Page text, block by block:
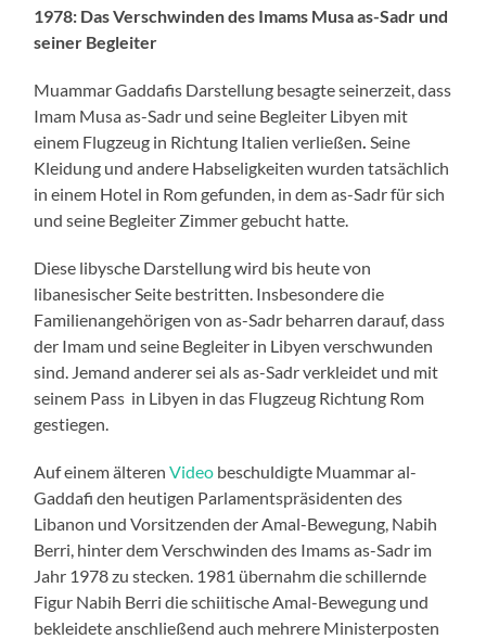
1978: Das Verschwinden des Imams Musa as-Sadr und
seiner Begleiter
Muammar Gaddafis Darstellung besagte seinerzeit, dass
Imam Musa as-Sadr und seine Begleiter Libyen mit
einem Flugzeug in Richtung Italien verließen Seine
Kleidung und andere Habseligkeiten wurden tatsächlich
in einem Hotel in Rom gefunden, in dem as-Sadr für sich
und seine Begleiter Zimmer gebucht hatte.
Diese libysche Darstellung wird bis heute von
libanesischer Seite bestritten. Insbesondere die
Familienangehörigen von as-Sadr beharren darauf, dass
der Imam und seine Begleiter in Libyen verschwunden
sind. Jemand anderer sei als as-Sadr verkleidet und mit
seinem Pass in Libyen in das Flugzeug Richtung Rom
gestiegen.
Auf einem älterenVideo beschuldigte Muammar al-
Gaddafi den heutigen Parlamentspräsidenten des
Libanon und Vorsitzenden der Amal-Bewegung, Nabih
Berri, hinter dem Verschwinden des Imams as-Sadr im
Jahr 1978 zu stecken. 1981 übernahm die schillernde
Figur Nabih Berri die schiitische Amal-Bewegung und
bekleidete anschließend auch mehrere Ministerposten